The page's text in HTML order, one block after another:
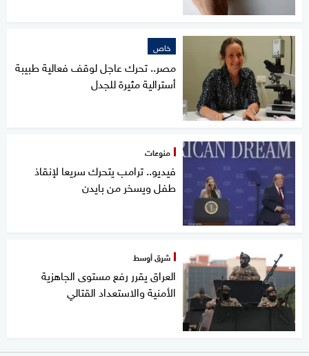
خاص
مصر.. تحرك عاجل لوقف فعالية طبيبة
أسترالية مثيرة للجدل
منوعات
فيديو.. ترامب يتحرك سريعا لإنقاذ
طفل ويسخر من بايدن
شرق أوسط
العراق يقرر رفع مستوى الجاهزية
الأمنية والاستعداد القتالي